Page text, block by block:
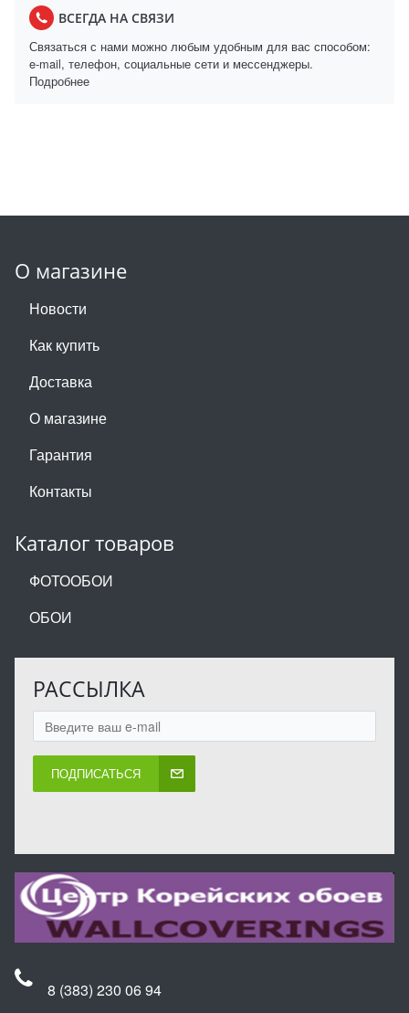
ВСЕГДА НА СВЯЗИ
Связаться с нами можно любым удобным для вас способом:
e-mail, телефон, социальные сети и мессенджеры.
Подробнее
О магазине
Новости
Как купить
Доставка
О магазине
Гарантия
Контакты
Каталог товаров
ФОТООБОИ
ОБОИ
РАССЫЛКА
ПОДПИСАТЬСЯ
8 (383) 230 06 94